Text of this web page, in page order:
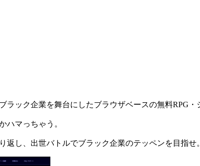
ラック企業を舞台にしたブラウザベースの無料RPG・
ハマっちゃう。
返し、出世バトルでブラック企業のテッペンを目指せ。